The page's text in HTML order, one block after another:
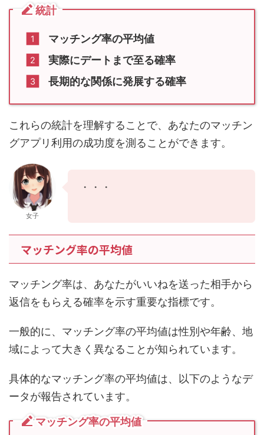
実際にデートまで至る確率
長期的な関係に発展する確率
これらの統計を理解することで、あなたのマッチン
グアプリ利用の成功度を測ることができます。
女子
マッチング率の平均値
マッチング率は、あなたがいいねを送った相手から
返信をもらえる確率を示す重要な指標です。
域によって大きく異なることが知られています。
ータが報告されています。
マッチング率の平均値